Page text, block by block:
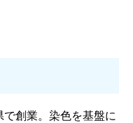
創業。染色を基盤に